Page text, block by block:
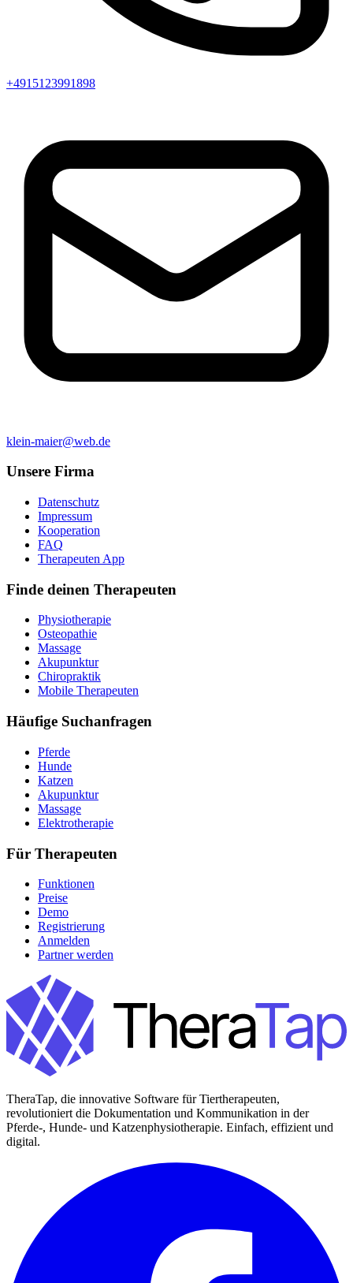
+4915123991898
klein-maier@web.de
Unsere Firma
Datenschutz
Impressum
Kooperation
FAQ
Therapeuten App
Finde deinen Therapeuten
Physiotherapie
Osteopathie
Massage
Akupunktur
Chiropraktik
Mobile Therapeuten
Häufige Suchanfragen
Pferde
Hunde
Katzen
Akupunktur
Massage
Elektrotherapie
Für Therapeuten
Funktionen
Preise
Demo
Registrierung
Anmelden
Partner werden
TheraTap, die innovative Software für Tiertherapeuten,
revolutioniert die Dokumentation und Kommunikation in der
Pferde-, Hunde- und Katzenphysiotherapie. Einfach, effizient und
digital.